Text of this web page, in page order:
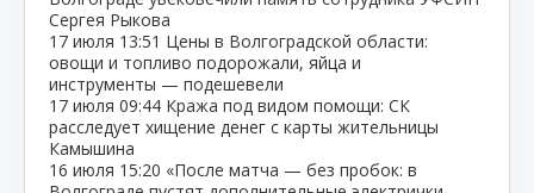
Сергея Рыкова
17 июля 13:51 Цены в Волгоградской области:
овощи и топливо подорожали, яйца и
инструменты — подешевели
17 июля 09:44 Кража под видом помощи: СК
расследует хищение денег с карты жительницы
Камышина
16 июля 15:20 «После матча — без пробок: в